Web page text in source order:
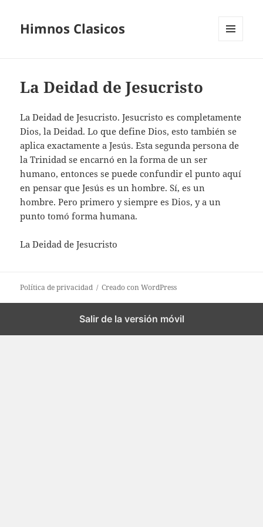
Himnos Clasicos
La Deidad de Jesucristo
La Deidad de Jesucristo. Jesucristo es completamente
Dios, la Deidad. Lo que define Dios, esto también se
aplica exactamente a Jesús. Esta segunda persona de
la Trinidad se encarnó en la forma de un ser
humano, entonces se puede confundir el punto aquí
en pensar que Jesús es un hombre. Sí, es un
hombre. Pero primero y siempre es Dios, y a un
punto tomó forma humana.
La Deidad de Jesucristo
Política de privacidad Creado con WordPress
Salir de la versión móvil